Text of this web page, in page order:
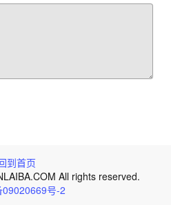
到首页
All rights reserved.
09020669号-2